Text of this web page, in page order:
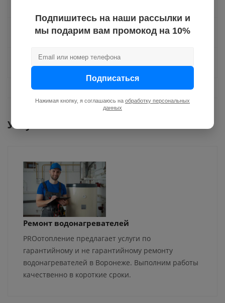
Отзывы
Услуги
Ремонт водонагревателей
PROотопление предлагает услуги по
гарантийному и не гарантийному ремонту
водонагревателей в Воронеже. Выполним работы
качественно в короткие сроки.
Подпишитесь на наши рассылки и
мы подарим вам промокод на 10%
Подписаться
Нажимая кнопку, я соглашаюсь на обработку персональных
данных